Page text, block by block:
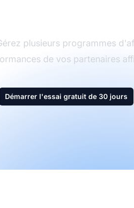
plusieurs programmes
de vos partenaires
Démarrer l'essai gratuit de 30 jours